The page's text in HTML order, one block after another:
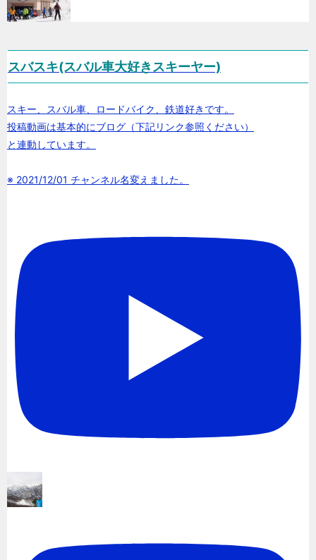
スバスキ(スバル車大好きスキーヤー)
スキー、スバル車、ロードバイク、鉄道好きです。
投稿動画は基本的にブログ（下記リンク参照ください）
と連動しています。
※ 2021/12/01 チャンネル名変えました。